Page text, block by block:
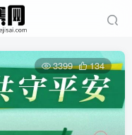
3399 134